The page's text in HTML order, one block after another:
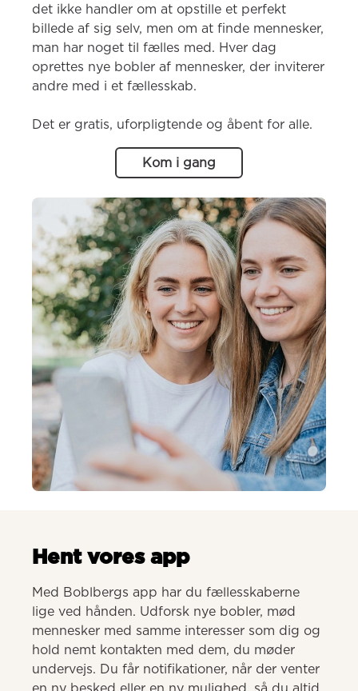
det ikke handler om at opstille et perfekt
billede af sig selv, men om at finde mennesker,
man har noget til fælles med. Hver dag
oprettes nye bobler af mennesker, der inviterer
andre med i et fællesskab.
Det er gratis, uforpligtende og åbent for alle.
Kom i gang
Hent vores app
Med Boblbergs app har du fællesskaberne
lige ved hånden. Udforsk nye bobler, mød
mennesker med samme interesser som dig og
hold nemt kontakten med dem, du møder
undervejs. Du får notifikationer, når der venter